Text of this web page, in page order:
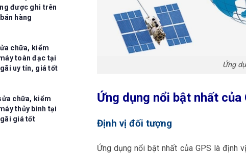
được ghi trên
hàng
chữa, kiểm
toàn đạc tại
uy tín, giá tốt
chữa, kiểm
thủy bình tại
giá tốt
Ứng
Ứng dụng nổi bật nhất của
Định vị đối tượng
Ứng dụng nổi bật nhất của GPS là định